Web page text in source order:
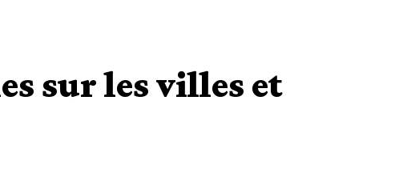
sur les villes et